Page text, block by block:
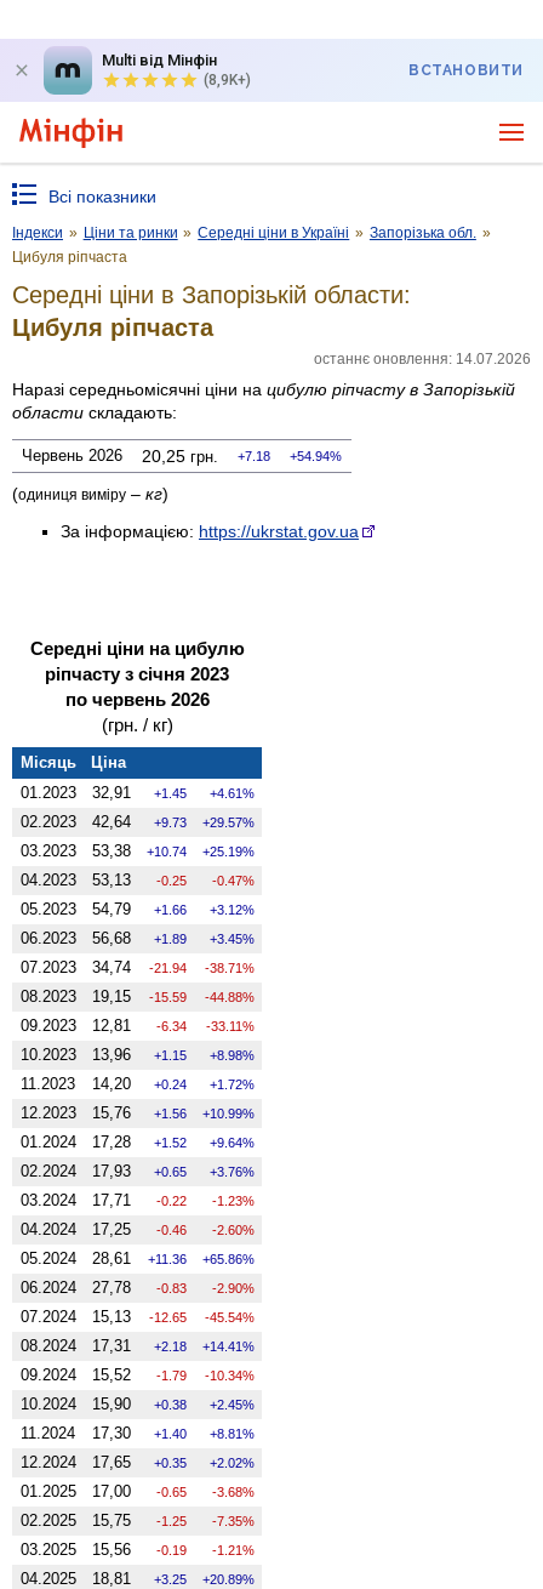
Multi від Мінфін
(8,9K+)
ВСТАНОВИТИ
Всі показники
Індекси » Ціни та ринки » Середні ціни в Україні » Запорізька обл. »
Цибуля ріпчаста
Середні ціни в Запорізькій области:
Цибуля ріпчаста
останнє оновлення: 14.07.2026
Наразі середньомісячні ціни на цибулю ріпчасту в Запорізькій
области складають:
Червень 2026 20,25 грн. 7.18 54.94%
(одиниця виміру – кг)
За інформацією: https://ukrstat.gov.ua
Середні ціни на цибулю
ріпчасту з січня 2023
по червень 2026
(грн. / кг)
Місяць
Ціна
01.2023
32,91 1.45 4.61%
02.2023 42,64 9.73 29.57%
03.2023 53,38 10.74 25.19%
04.2023 53,13 -0.25 -0.47%
05.2023 54,79 1.66 3.12%
06.2023 56,68 1.89 3.45%
07.2023 34,74 -21.94 -38.71%
08.2023 19,15 -15.59 -44.88%
09.2023 12,81 -6.34 -33.11%
10.2023 13,96 1.15 8.98%
11.2023 14,20 0.24 1.72%
12.2023 15,76 1.56 10.99%
01.2024 17,28 1.52 9.64%
02.2024 17,93 0.65 3.76%
03.2024 17,71 -0.22 -1.23%
04.2024 17,25 -0.46 -2.60%
05.2024 28,61 11.36 65.86%
06.2024 27,78 -0.83 -2.90%
07.2024 15,13 -12.65 -45.54%
08.2024 17,31 2.18 14.41%
09.2024 15,52 -1.79 -10.34%
10.2024 15,90 0.38 2.45%
11.2024 17,30 1.40 8.81%
12.2024 17,65 0.35 2.02%
01.2025 17,00 -0.65 -3.68%
02.2025 15,75 -1.25 -7.35%
03.2025 15,56 -0.19 -1.21%
04.2025 18,81 3.25 20.89%